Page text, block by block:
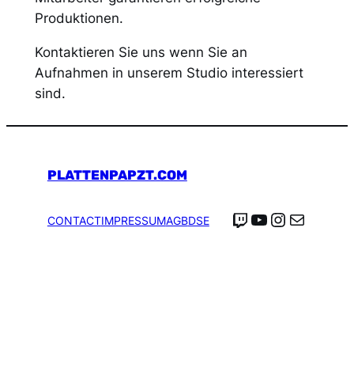
Produktionen.
Kontaktieren Sie uns wenn Sie an
Aufnahmen in unserem Studio interessiert
sind.
PLATTENPAPZT.COM
CONTACTIMPRESSUMAGBDSE Twitch
YouTube
E-Mail